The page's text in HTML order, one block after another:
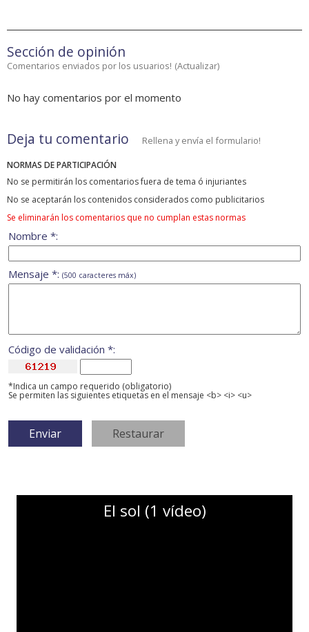
Sección de opinión
Comentarios enviados por los usuarios! (Actualizar)
No hay comentarios por el momento
Deja tu comentario Rellena y envía el formulario!
NORMAS DE PARTICIPACIÓN
No se permitirán los comentarios fuera de tema ó injuriantes
No se aceptarán los contenidos considerados como publicitarios
Se eliminarán los comentarios que no cumplan estas normas
Nombre *:
Mensaje *: (500 caracteres máx)
Código de validación *:
*Indica un campo requerido (obligatorio)
Se permiten las siguientes etiquetas en el mensaje <b> <i> <u>
El sol (1 vídeo)